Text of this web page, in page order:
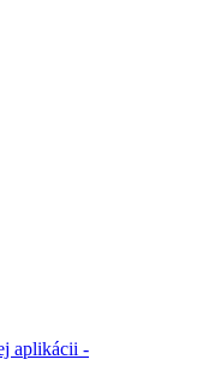
aplikácii -